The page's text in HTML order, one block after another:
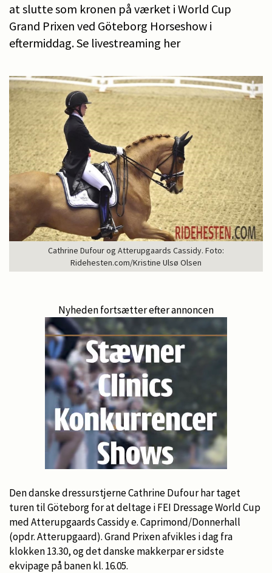
at slutte som kronen på værket i World Cup
Grand Prixen ved Göteborg Horseshow i
eftermiddag. Se livestreaming her
Cathrine Dufour og Atterupgaards Cassidy. Foto:
Ridehesten.com/Kristine Ulsø Olsen
Nyheden fortsætter efter annoncen
Den danske dressurstjerne Cathrine Dufour har taget
turen til Göteborg for at deltage i FEI Dressage World Cup
med Atterupgaards Cassidy e. Caprimond/Donnerhall
(opdr. Atterupgaard). Grand Prixen afvikles i dag fra
klokken 13.30, og det danske makkerpar er sidste
ekvipage på banen kl. 16.05.